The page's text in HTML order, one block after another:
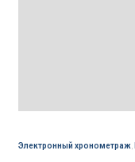
Электронный хронометраж,